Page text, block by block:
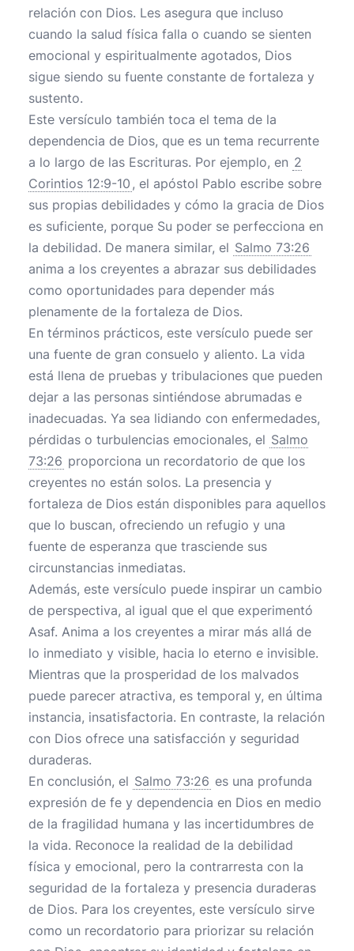
relación con Dios. Les asegura que incluso
cuando la salud física falla o cuando se sienten
emocional y espiritualmente agotados, Dios
sigue siendo su fuente constante de fortaleza y
sustento.
Este versículo también toca el tema de la
dependencia de Dios, que es un tema recurrente
a lo largo de las Escrituras. Por ejemplo, en 2
Corintios 12:9-10 , el apóstol Pablo escribe sobre
sus propias debilidades y cómo la gracia de Dios
es suficiente, porque Su poder se perfecciona en
la debilidad. De manera similar, el Salmo 73:26
anima a los creyentes a abrazar sus debilidades
como oportunidades para depender más
plenamente de la fortaleza de Dios.
En términos prácticos, este versículo puede ser
una fuente de gran consuelo y aliento. La vida
está llena de pruebas y tribulaciones que pueden
dejar a las personas sintiéndose abrumadas e
inadecuadas. Ya sea lidiando con enfermedades,
pérdidas o turbulencias emocionales, el Salmo
73:26 proporciona un recordatorio de que los
creyentes no están solos. La presencia y
fortaleza de Dios están disponibles para aquellos
que lo buscan, ofreciendo un refugio y una
fuente de esperanza que trasciende sus
circunstancias inmediatas.
Además, este versículo puede inspirar un cambio
de perspectiva, al igual que el que experimentó
Asaf. Anima a los creyentes a mirar más allá de
lo inmediato y visible, hacia lo eterno e invisible.
Mientras que la prosperidad de los malvados
puede parecer atractiva, es temporal y, en última
instancia, insatisfactoria. En contraste, la relación
con Dios ofrece una satisfacción y seguridad
duraderas.
En conclusión, el Salmo 73:26 es una profunda
expresión de fe y dependencia en Dios en medio
de la fragilidad humana y las incertidumbres de
la vida. Reconoce la realidad de la debilidad
física y emocional, pero la contrarresta con la
seguridad de la fortaleza y presencia duraderas
de Dios. Para los creyentes, este versículo sirve
como un recordatorio para priorizar su relación